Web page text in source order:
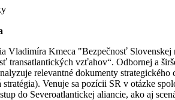
Vladimíra Kmeca "Bezpečnosť
transatlantických vzťahov“. Odbornej a
relevantné dokumenty
stratégia). Venuje sa pozícii SR v otázke
do Severoatlantickej aliancie, ako aj